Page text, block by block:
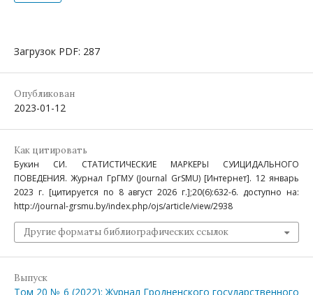
Загрузок PDF: 287
Опубликован
2023-01-12
Как цитировать
Букин СИ. СТАТИСТИЧЕСКИЕ МАРКЕРЫ СУИЦИДАЛЬНОГО
ПОВЕДЕНИЯ. Журнал ГрГМУ (Journal GrSMU) [Интернет]. 12 январь
2023 г. [цитируется по 8 август 2026 г.];20(6):632-6. доступно на:
http://journal-grsmu.by/index.php/ojs/article/view/2938
Другие форматы библиографических ссылок
Выпуск
Том 20 № 6 (2022): Журнал Гродненского государственного